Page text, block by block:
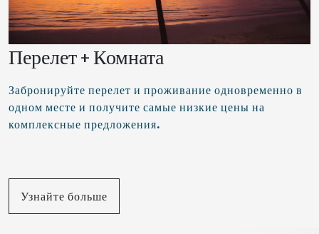
Перелет + Комната
Забронируйте перелет и проживание одновременно в
одном месте и получите самые низкие цены на
комплексные предложения.
Узнайте больше